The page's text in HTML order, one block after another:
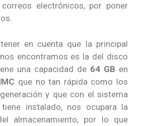
electrónicos, por poner
en cuenta que la principal
encontramos es la del disco
una capacidad de 64 GB en
que no tan rápida como los
y que con el sistema
instalado, nos ocupara la
almacenamiento, por lo que